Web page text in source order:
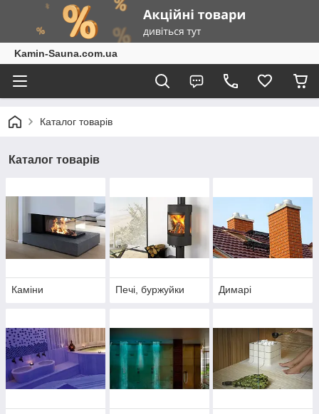
Kamin-Sauna.com.ua
Каталог товарів
Каталог товарів
Каміни Печі, буржуйки Димарі